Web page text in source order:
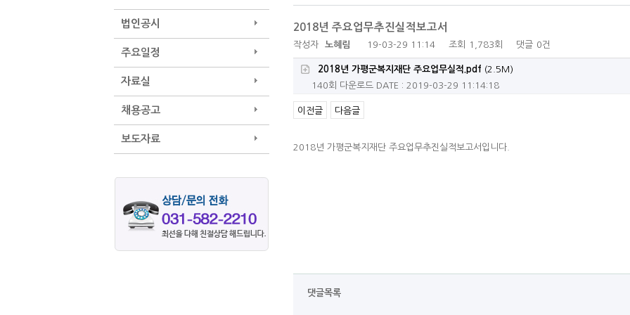
법인공시
주요일정
자료실
채용공고
보도자료
2018년 주요업무추진실적보고서
작성자 노혜림 19-03-29 11:14 조회 1,783회 댓글 0건
2018년 가평군복지재단 주요업무실적.pdf (2.5M)
140회 다운로드 DATE : 2019-03-29 11:14:18
이전글 다음글
2018년 가평군복지재단 주요업무추진실적보고서입니다.
댓글목록